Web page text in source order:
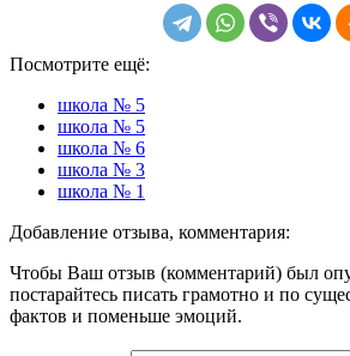
Посмотрите ещё:
школа № 5
школа № 5
школа № 6
школа № 3
школа № 1
Добавление отзыва, комментария:
Чтобы Ваш отзыв (комментарий) был
постарайтесь писать грамотно и по
фактов и поменьше эмоций.